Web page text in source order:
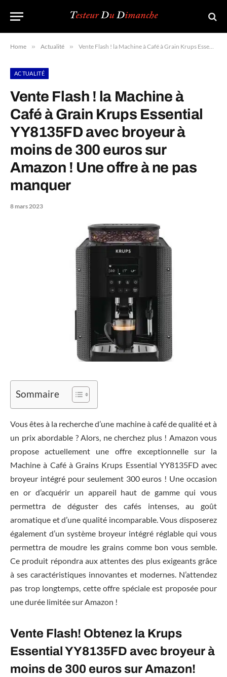
Home » Actualité » Vente Flash ! la Machine à Café à Grain Krups Essential YY8135FD avec broyeur à moins de 300 euros sur Amazon ! Une offre à ne pas manquer
ACTUALITÉ
Vente Flash ! la Machine à
Café à Grain Krups Essential
YY8135FD avec broyeur à
moins de 300 euros sur
Amazon ! Une offre à ne pas
manquer
8 mars 2023
Sommaire
Vous êtes à la recherche d’une machine à café de qualité et à
un prix abordable ? Alors, ne cherchez plus ! Amazon vous
propose actuellement une offre exceptionnelle sur la
Machine à Café à Grains Krups Essential YY8135FD avec
broyeur intégré pour seulement 300 euros ! Une occasion
en or d’acquérir un appareil haut de gamme qui vous
permettra de déguster des cafés intenses, au goût
aromatique et d’une qualité incomparable. Vous disposerez
également d’un système broyeur intégré réglable qui vous
permettra de moudre les grains comme bon vous semble.
Ce produit répondra aux attentes des plus exigeants grâce
à ses caractéristiques innovantes et modernes. N’attendez
pas trop longtemps, cette offre spéciale est proposée pour
une durée limitée sur Amazon !
Vente Flash! Obtenez la Krups
Essential YY8135FD avec broyeur à
moins de 300 euros sur Amazon!